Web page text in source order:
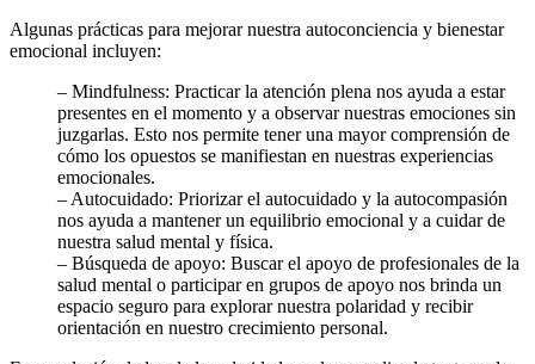
Algunas prácticas para mejorar nuestra autoconciencia y bienestar
emocional incluyen:
– Mindfulness: Practicar la atención plena nos ayuda a estar
presentes en el momento y a observar nuestras emociones sin
juzgarlas. Esto nos permite tener una mayor comprensión de
cómo los opuestos se manifiestan en nuestras experiencias
emocionales.
– Autocuidado: Priorizar el autocuidado y la autocompasión
nos ayuda a mantener un equilibrio emocional y a cuidar de
nuestra salud mental y física.
– Búsqueda de apoyo: Buscar el apoyo de profesionales de la
salud mental o participar en grupos de apoyo nos brinda un
espacio seguro para explorar nuestra polaridad y recibir
orientación en nuestro crecimiento personal.